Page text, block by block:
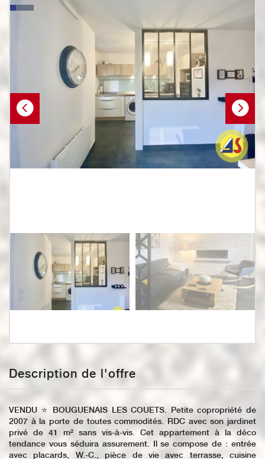
Description de l'offre
VENDU ⭐️ BOUGUENAIS LES COUETS. Petite copropriété de
2007 à la porte de toutes commodités. RDC avec son jardinet
privé de 41 m² sans vis-à-vis. Cet appartement à la déco
tendance vous séduira assurement. Il se compose de : entrée
avec placards, W.-C., pièce de vie avec terrasse, cuisine